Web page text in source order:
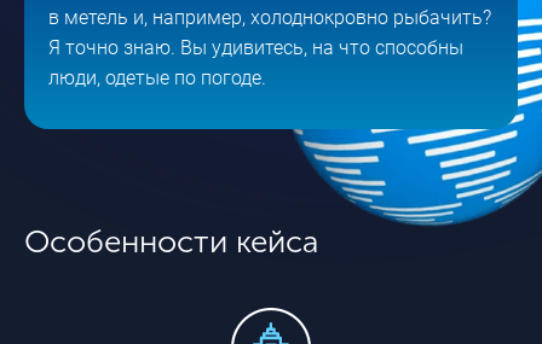
в метель и, например, холоднокровно рыбачить?
Я точно знаю. Вы удивитесь, на что способны
люди, одетые по погоде.
Особенности кейса